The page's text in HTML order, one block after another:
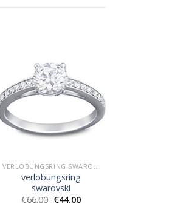
verlobungsring
swarovski
€66.00 €44.00